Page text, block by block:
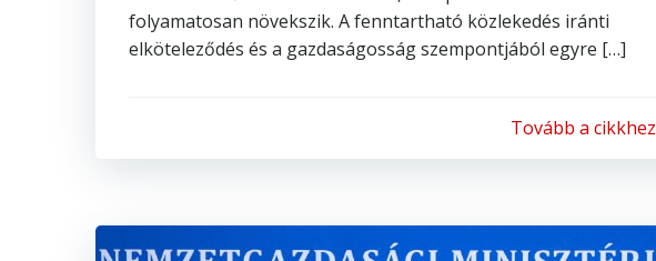
folyamatosan növekszik. A fenntartható közlekedés iránti
elköteleződés és a gazdaságosság szempontjából egyre […]
Tovább a cikkhez